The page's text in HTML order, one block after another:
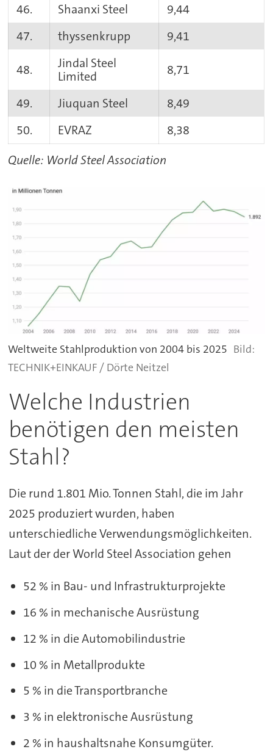
46. Shaanxi Steel
9,44
47.
thyssenkrupp 9,41
48.
Jindal Steel
Limited
8,71
49. Jiuquan Steel
8,49
50.
EVRAZ
8,38
Quelle: World Steel Association
Weltweite Stahlproduktion von 2004 bis 2025
TECHNIK+EINKAUF / Dörte Neitzel
Welche Industrien
benötigen den meisten
Stahl?
Die rund 1.801 Mio. Tonnen Stahl, die im Jahr
2025 produziert wurden, haben
unterschiedliche Verwendungsmöglichkeiten.
Laut der der World Steel Association gehen
52 % in Bau- und Infrastrukturprojekte
16 % in mechanische Ausrüstung
12 % in die Automobilindustrie
10 % in Metallprodukte
5 % in die Transportbranche
3 % in elektronische Ausrüstung
2 % in haushaltsnahe Konsumgüter.